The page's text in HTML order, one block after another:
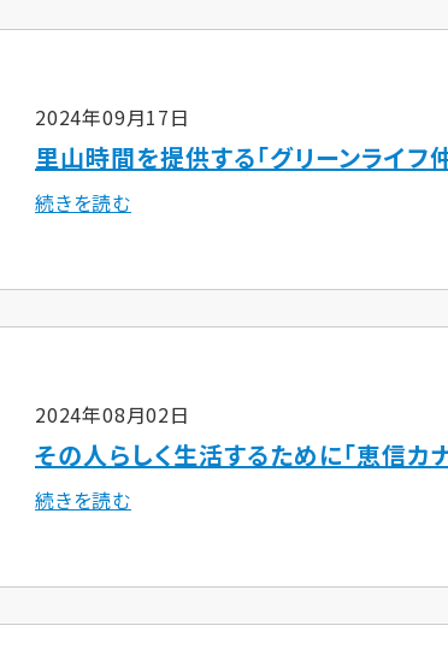
2024年09月17日
里山時間を提供する「グリーンライフ
続きを読む
2024年08月02日
その人らしく生活するために「恵信カ
続きを読む